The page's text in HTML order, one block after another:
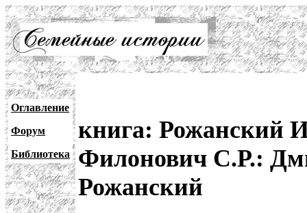
Оглавление
Форум
Библиотека
книга: Рожанский
Филонович С.Р.:
Рожанский